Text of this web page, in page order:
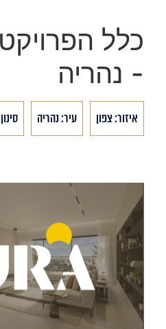
כלל
- נהריה
איזור: צפון עיר: נהריה